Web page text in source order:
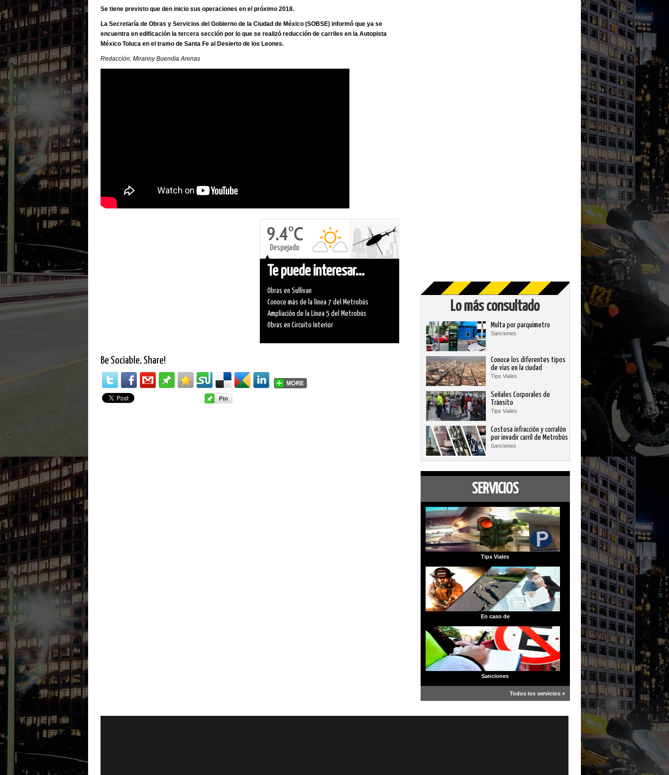
Se tiene previsto que den inicio sus operaciones en el próximo 2018.
La Secretaría de Obras y Servicios del Gobierno de la Ciudad de México (SOBSE) informó que ya se
encuentra en edificación la tercera sección por lo que se realizó reducción de carriles en la Autopista
México Toluca en el tramo de Santa Fe al Desierto de los Leones.
Redacción: Miranny Buendía Arenas
9.4°C
Despejado
Te puede interesar...
Obras en Sullivan
Conoce más de la línea 7 del Metrobús
Ampliación de la Línea 5 del Metrobús
Obras en Circuito Interior
Be Sociable, Share!
Lo más consultado
Multa por parquímetro
Sanciones
Conoce los diferentes tipos
de vías en la ciudad
Tips Viales
Señales Corporales de
Tránsito
Tips Viales
Costosa infracción y corralón
por invadir carril de Metrobús
Sanciones
SERVICIOS
Tips Viales
En caso de
Sanciones
Todos los servicios »